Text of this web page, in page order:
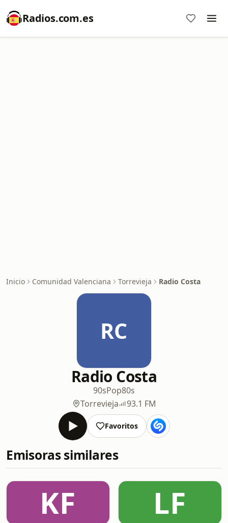
Radios.com.es
Inicio Comunidad Valenciana Torrevieja Radio Costa
RC
Radio Costa
90sPop80s
Torrevieja
93.1 FM
Favoritos
Emisoras similares
KF LF